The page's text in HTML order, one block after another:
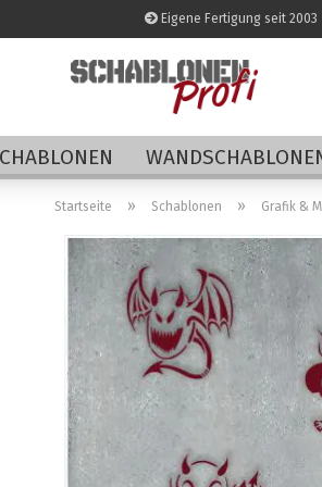
Eigene Fertigung seit 2003
Startseite » Schablonen » Grafik &